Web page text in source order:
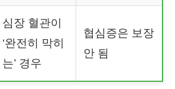
심장 혈관이
‘완전히 막히
는’ 경우
협심증은 보장
안 됨